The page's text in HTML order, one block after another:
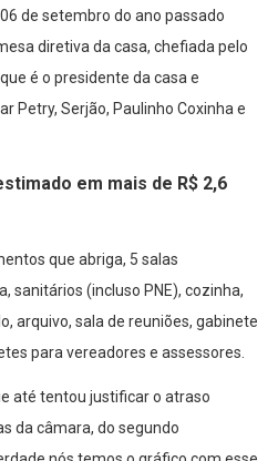
de setembro do ano passado
diretiva da casa, chefiada pelo
é o presidente da casa e
Petry, Serjão, Paulinho Coxinha e
em mais de R$ 2,6
que abriga, 5 salas
sanitários (incluso PNE), cozinha,
arquivo, sala de reuniões, gabinete
para vereadores e assessores.
até tentou justificar o atraso
da câmara, do segundo